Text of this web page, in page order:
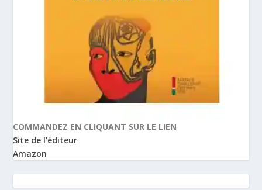
COMMANDEZ EN CLIQUANT SUR LE LIEN
Site de l'éditeur
Amazon